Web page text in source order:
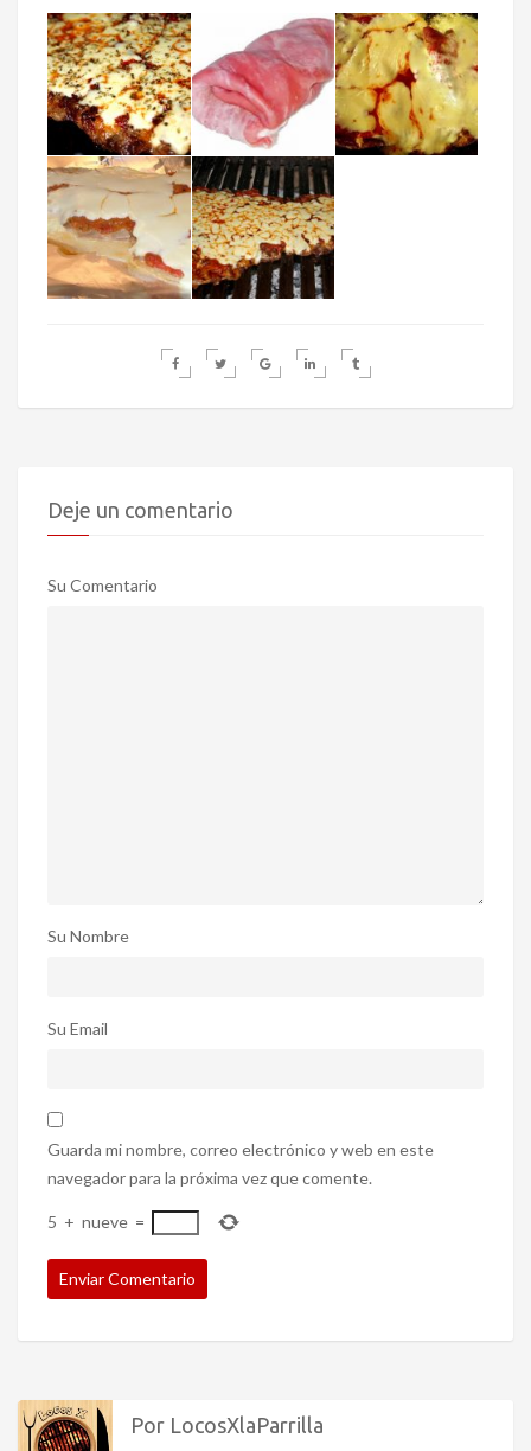
Deje un comentario
Su Comentario
Su Nombre
Su Email
Guarda mi nombre, correo electrónico y web en este
navegador para la próxima vez que comente.
5 + nueve =
Por LocosXlaParrilla